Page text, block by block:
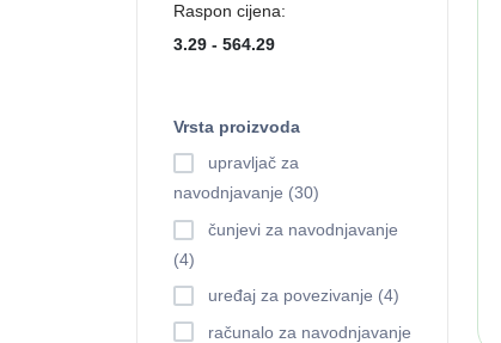
Raspon cijena:
Vrsta proizvoda
upravljač za
navodnjavanje (30)
čunjevi za navodnjavanje
(4)
uređaj za povezivanje (4)
računalo za navodnjavanje